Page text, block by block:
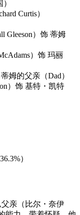
Curtis）
Gleeson）饰 蒂姆
）饰 玛丽
姆的父亲（Dad）
）饰 基特・凯特
）
亲（比尔・奈伊